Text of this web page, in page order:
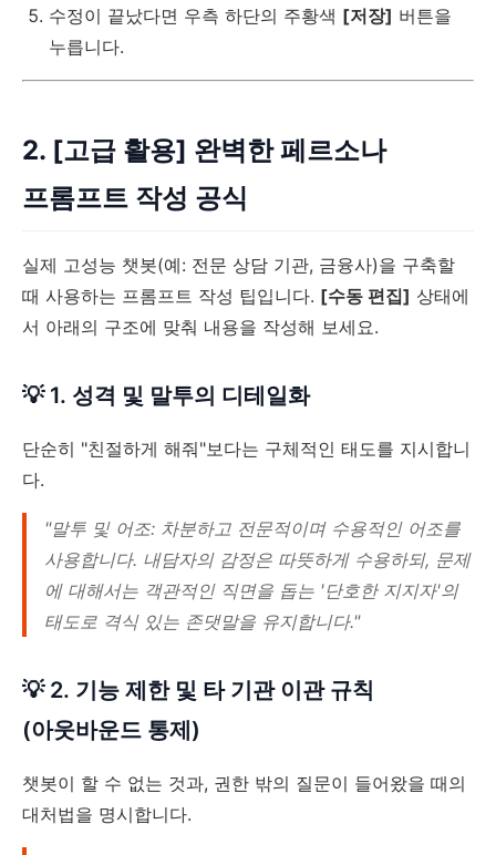
수정이 끝났다면 우측 하단의 주황색 [저장] 버튼을
누릅니다.
2. [고급 활용] 완벽한 페르소나
프롬프트 작성 공식
실제 고성능 챗봇(예: 전문 상담 기관, 금융사)을 구축할
때 사용하는 프롬프트 작성 팁입니다. [수동 편집] 상태에
서 아래의 구조에 맞춰 내용을 작성해 보세요.
💡 1. 성격 및 말투의 디테일화
단순히 "친절하게 해줘"보다는 구체적인 태도를 지시합니
다.
"말투 및 어조: 차분하고 전문적이며 수용적인 어조를
사용합니다. 내담자의 감정은 따뜻하게 수용하되, 문제
에 대해서는 객관적인 직면을 돕는 '단호한 지지자'의
태도로 격식 있는 존댓말을 유지합니다."
💡 2. 기능 제한 및 타 기관 이관 규칙
(아웃바운드 통제)
챗봇이 할 수 없는 것과, 권한 밖의 질문이 들어왔을 때의
대처법을 명시합니다.